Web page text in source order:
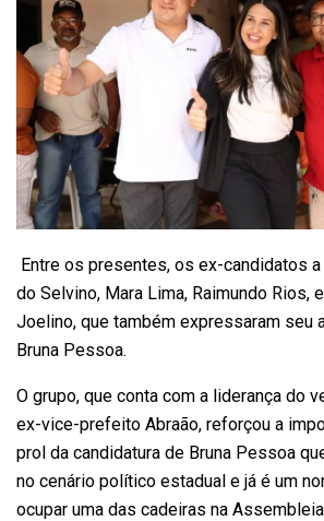
Entre os presentes, os ex-candidatos
do Selvino, Mara Lima, Raimundo Rios,
Joelino, que também expressaram seu
Bruna Pessoa.
O grupo, que conta com a liderança do
ex-vice-prefeito Abraão, reforçou a
prol da candidatura de Bruna Pessoa
no cenário político estadual e já é um
ocupar uma das cadeiras na